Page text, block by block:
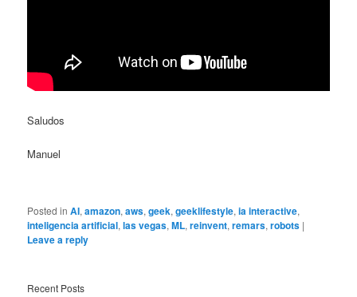
Saludos
Manuel
Posted in AI,amazon,aws,geek,geeklifestyle,ia interactive,
inteligencia artificial,las vegas,ML,reinvent,remars,robots |
Leave a reply
Recent Posts